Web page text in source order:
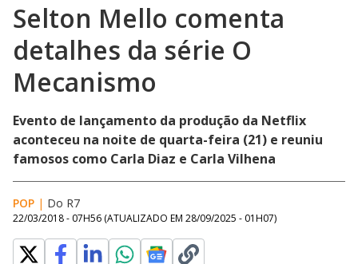
Selton Mello comenta
detalhes da série O
Mecanismo
Evento de lançamento da produção da Netflix
aconteceu na noite de quarta-feira (21) e reuniu
famosos como Carla Diaz e Carla Vilhena
POP | Do R7
22/03/2018 - 07H56 (ATUALIZADO EM 28/09/2025 - 01H07)